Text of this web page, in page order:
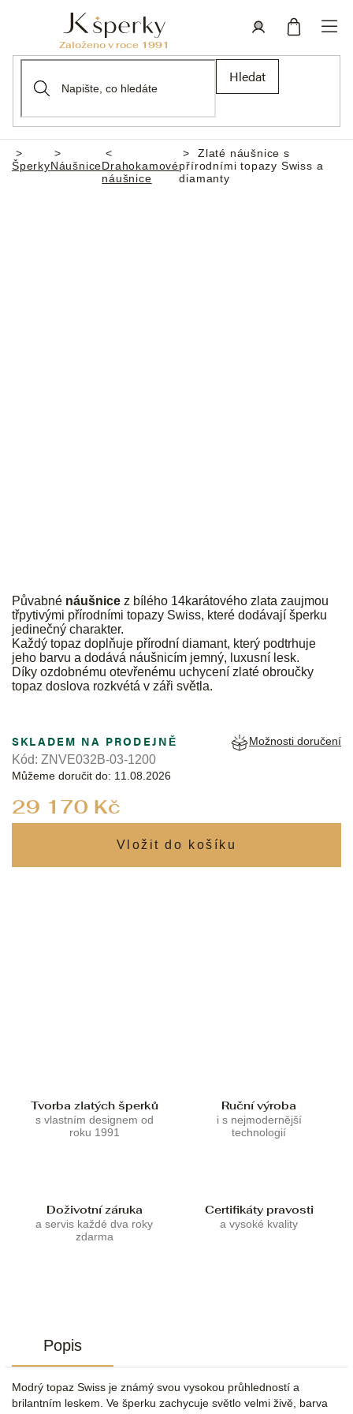
Hledat
Domů
ŠperkyNáušniceDrahokamové
náušnice
Zlaté náušnice s
přírodními topazy Swiss a
diamanty
Půvabné náušnice z bílého 14karátového zlata zaujmou
třpytivými přírodními topazy Swiss, které dodávají šperku
jedinečný charakter.
Každý topaz doplňuje přírodní diamant, který podtrhuje
jeho barvu a dodává náušnicím jemný, luxusní lesk.
Díky ozdobnému otevřenému uchycení zlaté obroučky
topaz doslova rozkvétá v záři světla.
29 170 Kč
SKLADEM NA PRODEJNĚ
Můžeme doručit do: 11.08.2026
Možnosti doručení
Kód: ZNVE032B-03-1200
Tvorba zlatých šperků
s vlastním designem od
roku 1991
Ruční výroba
i s nejmodernější
technologií
Doživotní záruka
a servis každé dva roky
zdarma
Certifikáty pravosti
a vysoké kvality
Popis
Modrý topaz Swiss je známý svou vysokou průhledností a
brilantním leskem. Ve šperku zachycuje světlo velmi živě, barva